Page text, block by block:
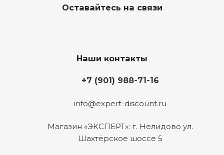
Оставайтесь на связи
Наши контакты
+7 (901) 988-71-16
info@expert-discount.ru
Магазин «ЭКСПЕРТ»: г. Нелидово ул.
Шахтёрское шоссе 5